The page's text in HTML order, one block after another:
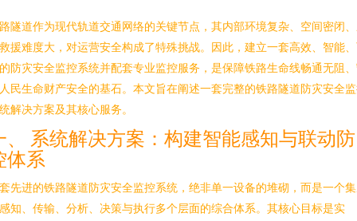
隧道作为现代轨道交通网络的关键节点，其内部环境复杂、空间密闭
援难度大，对运营安全构成了特殊挑战。因此，建立一套高效、智能
防灾安全监控系统并配套专业监控服务，是保障铁路生命线畅通无阻
民生命财产安全的基石。本文旨在阐述一套完整的铁路隧道防灾安全
解决方案及其核心服务。
、 系统解决方案：构建智能感知与联动防
体系
先进的铁路隧道防灾安全监控系统，绝非单一设备的堆砌，而是一个
知、传输、分析、决策与执行多个层面的综合体系。其核心目标是实